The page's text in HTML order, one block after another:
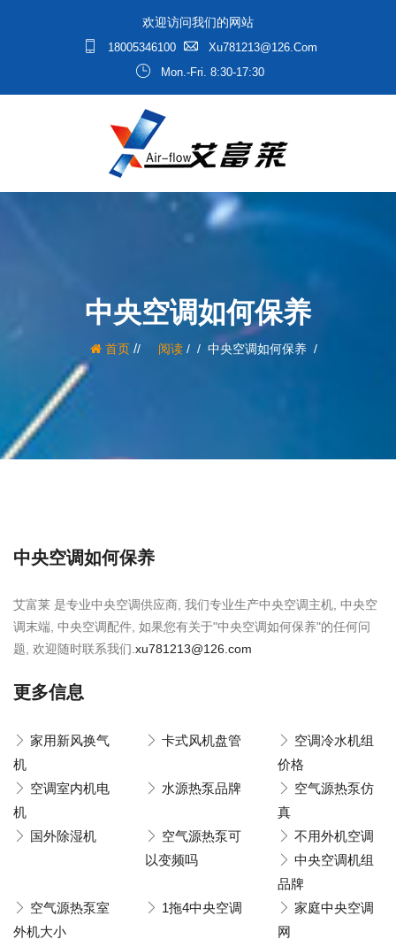
欢迎访问我们的网站
18005346100
Xu781213@126.com
Mon.-Fri. 8:30-17:30
中央空调如何保养
首页/ 阅读/ 中央空调如何保养
中央空调如何保养
艾富莱 是专业中央空调供应商, 我们专业生产中央空调主机, 中央空
调末端, 中央空调配件, 如果您有关于"中央空调如何保养"的任何问
题, 欢迎随时联系我们. xu781213@126.com
更多信息
家用新风换气
机
卡式风机盘管
空调冷水机组
价格
空调室内机电
机
水源热泵品牌
空气源热泵仿
真
国外除湿机
空气源热泵可
以变频吗
不用外机空调
中央空调机组
品牌
空气源热泵室
外机大小
1拖4中央空调
家庭中央空调
网